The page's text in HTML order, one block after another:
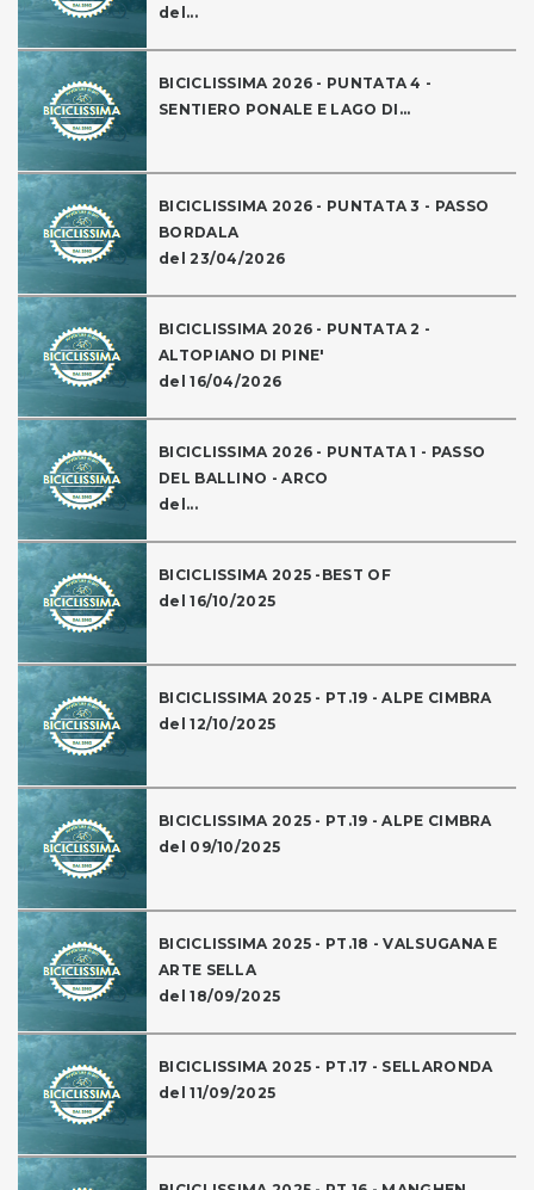
del...
BICICLISSIMA 2026 - PUNTATA 4 -
SENTIERO PONALE E LAGO DI...
BICICLISSIMA 2026 - PUNTATA 3 - PASSO
BORDALA
del 23/04/2026
BICICLISSIMA 2026 - PUNTATA 2 -
ALTOPIANO DI PINE'
del 16/04/2026
BICICLISSIMA 2026 - PUNTATA 1 - PASSO
DEL BALLINO - ARCO
del...
BICICLISSIMA 2025 -BEST OF
del 16/10/2025
BICICLISSIMA 2025 - PT.19 - ALPE CIMBRA
del 12/10/2025
BICICLISSIMA 2025 - PT.19 - ALPE CIMBRA
del 09/10/2025
BICICLISSIMA 2025 - PT.18 - VALSUGANA E
ARTE SELLA
del 18/09/2025
BICICLISSIMA 2025 - PT.17 - SELLARONDA
del 11/09/2025